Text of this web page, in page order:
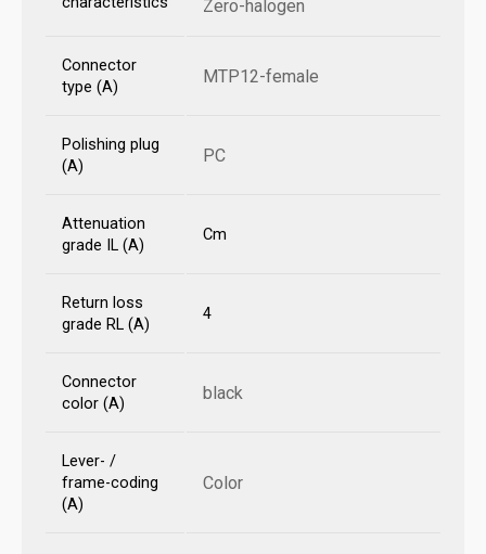
Zero-halogen
Connector
type (A)
MTP12-female
Polishing plug
(A)
PC
Attenuation
grade IL (A)
Cm
Return loss
grade RL (A)
4
Connector
color (A)
black
Lever- /
frame-coding
(A)
Color